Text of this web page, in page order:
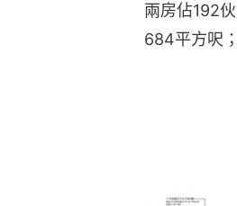
兩房佔192
684平方呎